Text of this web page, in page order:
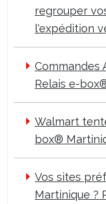
regrouper
l'expédition
Commandes
Relais e-
Walmart
box®
Vos sites
Martinique ?